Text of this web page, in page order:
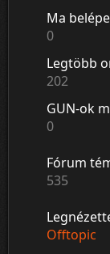
Ma
0
Legtöbb
202
GUN-ok
0
Fórum
535
Offtopic